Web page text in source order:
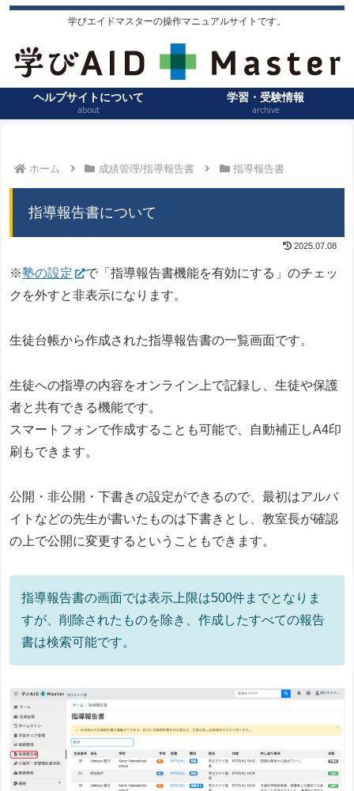
学びエイドマスターの操作マニュアルサイトです。
ヘルプサイトについて
about
学習・受験情報
archive
ホーム 成績管理/指導報告書 指導報告書
指導報告書について
2025.07.08
※塾の設定
で「指導報告書機能を有効にする」のチェッ
クを外すと非表示になります。
生徒台帳から作成された指導報告書の一覧画面です。
生徒への指導の内容をオンライン上で記録し、生徒や保護
者と共有できる機能です。
スマートフォンで作成することも可能で、自動補正しA4印
刷もできます。
公開・非公開・下書きの設定ができるので、最初はアルバ
イトなどの先生が書いたものは下書きとし、教室長が確認
の上で公開に変更するということもできます。
指導報告書の画面では表示上限は500件までとなりま
すが、削除されたものを除き、作成したすべての報告
書は検索可能です。